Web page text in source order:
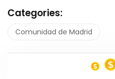
Categories:
Comunidad de Madrid